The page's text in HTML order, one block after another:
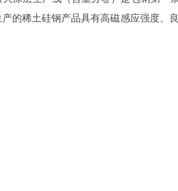
的稀土硅钢产品具有高磁感应强度、